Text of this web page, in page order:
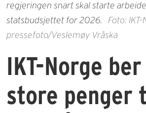
regjeringen snart skal starte
statsbudsjettet for 2026.
Foto:
pressefoto/Veslemøy Vråska
IKT-Norge
store penger